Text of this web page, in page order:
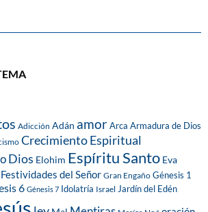
Adicción Adán amorArca Armadura de Dios
Crecimiento Espiritual
Dios Elohim Espíritu Santo Eva
Festividades del Señor Gran Engaño Génesis 1
6 Génesis 7 Idolatría Israel Jardín del Edén